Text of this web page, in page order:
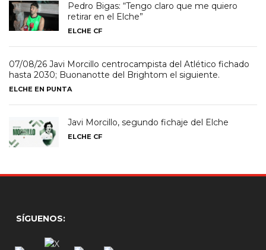
Pedro Bigas: “Tengo claro que me quiero
retirar en el Elche”
ELCHE CF
07/08/26 Javi Morcillo centrocampista del Atlético fichado
hasta 2030; Buonanotte del Brightom el siguiente.
ELCHE EN PUNTA
Javi Morcillo, segundo fichaje del Elche
ELCHE CF
SÍGUENOS: